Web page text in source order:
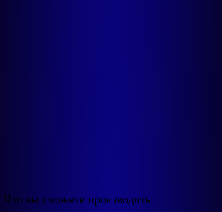
Что вы сможете производить